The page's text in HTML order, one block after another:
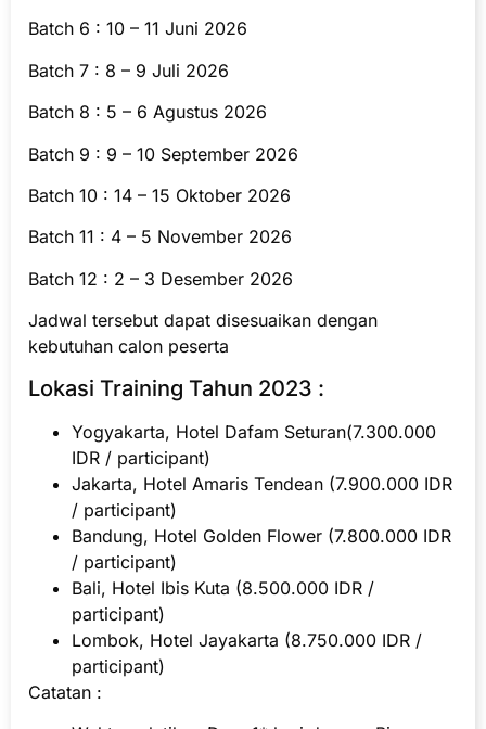
Batch 6 : 10 – 11 Juni 2026
Batch 7 : 8 – 9 Juli 2026
Batch 8 : 5 – 6 Agustus 2026
Batch 9 : 9 – 10 September 2026
Batch 10 : 14 – 15 Oktober 2026
Batch 11 : 4 – 5 November 2026
Batch 12 : 2 – 3 Desember 2026
Jadwal tersebut dapat disesuaikan dengan
kebutuhan calon peserta
Lokasi Training Tahun 2023 :
Yogyakarta, Hotel Dafam Seturan(7.300.000
IDR / participant)
Jakarta, Hotel Amaris Tendean (7.900.000 IDR
/ participant)
Bandung, Hotel Golden Flower (7.800.000 IDR
/ participant)
Bali, Hotel Ibis Kuta (8.500.000 IDR /
participant)
Lombok, Hotel Jayakarta (8.750.000 IDR /
participant)
Catatan :